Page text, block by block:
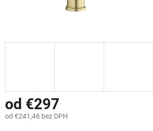
od €297
od €241,46 bez DPH